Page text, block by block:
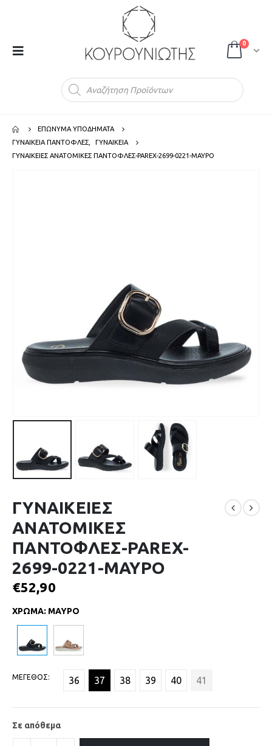
0
ΕΠΩΝΥΜΑ ΥΠΟΔΗΜΑΤΑ
ΓΥΝΑΙΚΕΙΑ ΠΑΝΤΟΦΛΕΣ
ΓΥΝΑΙΚΕΙΑ
ΓΥΝΑΙΚΕΙΕΣ ΑΝΑΤΟΜΙΚΕΣ ΠΑΝΤΟΦΛΕΣ-PAREX-2699-0221-ΜΑΥΡΟ
ΓΥΝΑΙΚΕΙΕΣ
ΑΝΑΤΟΜΙΚΕΣ
ΠΑΝΤΟΦΛΕΣ-PAREX-
2699-0221-ΜΑΥΡΟ
€52,90
ΧΡΩΜΑ: ΜΑΥΡΟ
ΜΕΓΕΘΟΣ 36 37 38 39 40 41
Σε απόθεμα